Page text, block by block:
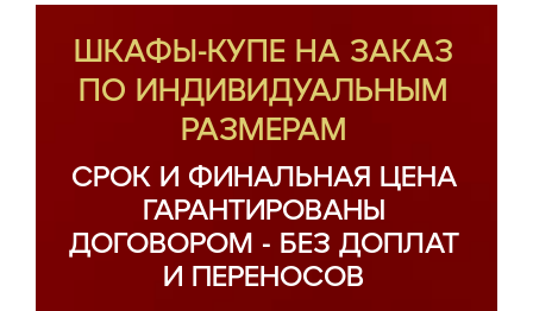
ШКАФЫ-КУПЕ НА ЗАКАЗ
ПО ИНДИВИДУАЛЬНЫМ
РАЗМЕРАМ
СРОК И ФИНАЛЬНАЯ ЦЕНА
ГАРАНТИРОВАНЫ
ДОГОВОРОМ - БЕЗ ДОПЛАТ
И ПЕРЕНОСОВ